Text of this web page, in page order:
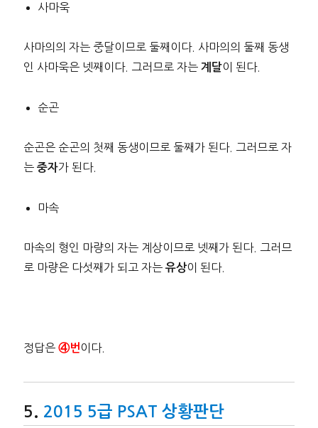
사마욱
사마의의 자는 중달이므로 둘째이다. 사마의의 둘째 동생
인 사마욱은 넷째이다. 그러므로 자는 계달이 된다.
순곤
순곤은 순곤의 첫째 동생이므로 둘째가 된다. 그러므로 자
는 중자가 된다.
마속
마속의 형인 마량의 자는 계상이므로 넷째가 된다. 그러므
로 마량은 다섯째가 되고 자는 유상이 된다.
정답은④번 이다.
2015 5급 PSAT 상황판단